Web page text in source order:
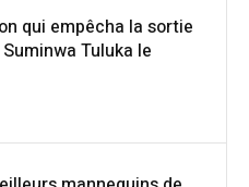
qui empêcha la sortie
Tuluka le